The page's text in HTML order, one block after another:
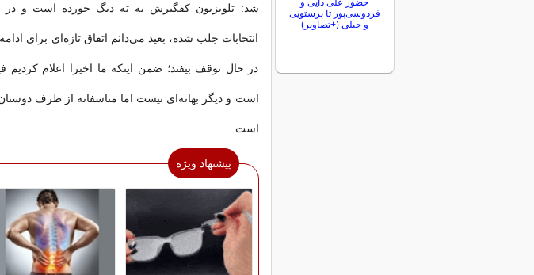
شد: تلویزیون کفگیرش به ته دیگ خورده است و
انتخابات جلب شده، بعید می‌دانم اتفاق تازه‌ای برای
در حال توقف بیفتد؛ ضمن اینکه ما اخیرا اعلام کردیم
است و دیگر بهانه‌ای نیست اما متاسفانه از طرف
است.
پیشنهاد ویژه
حضور علی دایی و
فردوسی‌پور تا پرستویی
و جبلی (+تصاویر)